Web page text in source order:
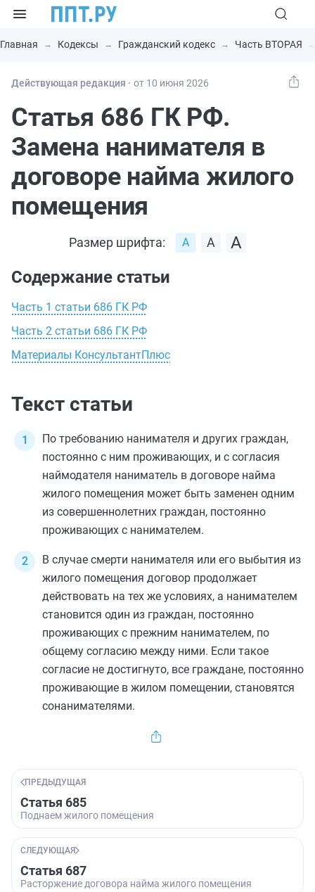
Главная Кодексы Гражданский кодекс Часть ВТОРАЯ
Действующая редакция ⸱ от 10 июня 2026
Статья 686 ГК РФ.
Замена нанимателя в
договоре найма жилого
помещения
Размер шрифта:
Содержание статьи
Часть 1 статьи 686 ГК РФ
Часть 2 статьи 686 ГК РФ
Материалы КонсультантПлюс
Текст статьи
По требованию нанимателя и других граждан,
постоянно с ним проживающих, и с согласия
наймодателя наниматель в договоре найма
жилого помещения может быть заменен одним
из совершеннолетних граждан, постоянно
проживающих с нанимателем.
В случае смерти нанимателя или его выбытия из
жилого помещения договор продолжает
действовать на тех же условиях, а нанимателем
становится один из граждан, постоянно
проживающих с прежним нанимателем, по
общему согласию между ними. Если такое
согласие не достигнуто, все граждане, постоянно
проживающие в жилом помещении, становятся
сонанимателями.
ПРЕДЫДУЩАЯ
Статья 685
Поднаем жилого помещения
СЛЕДУЮЩАЯ
Статья 687
Расторжение договора найма жилого помещения